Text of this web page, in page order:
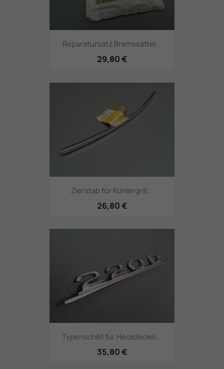
Reparatursatz Bremssattel...
29,80 €
Zierstab für Kühlergrill...
26,80 €
Typenschild für Heckdeckel...
35,80 €